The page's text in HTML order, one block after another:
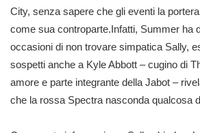
City, senza sapere che gli eventi la
come sua controparte.Infatti, Summer ha
occasioni di non trovare simpatica Sally,
sospetti anche a Kyle Abbott – cugino di
amore e parte integrante della Jabot –
che la rossa Spectra nasconda qualcosa